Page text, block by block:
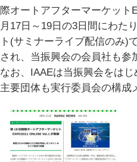
際オートアフターマーケット
月17日～19日の3日間にわた
ト(サミナーライブ配信のみ)
され、当振興会の会員社も参
なお、IAAEは当振興会をは
主要団体も実行委員会の構成